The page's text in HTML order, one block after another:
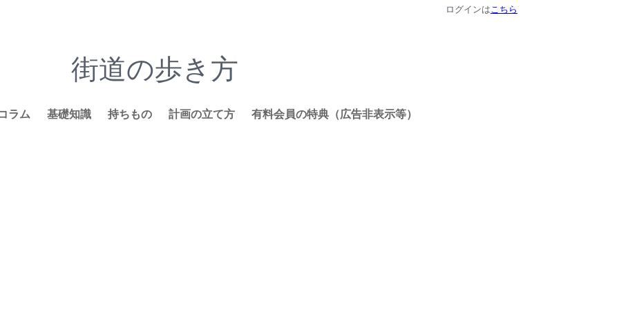
ログインはこちら
街道の歩き方
ラム 基礎知識 持ちもの 計画の立て方 有料会員の特典（広告非表示等）